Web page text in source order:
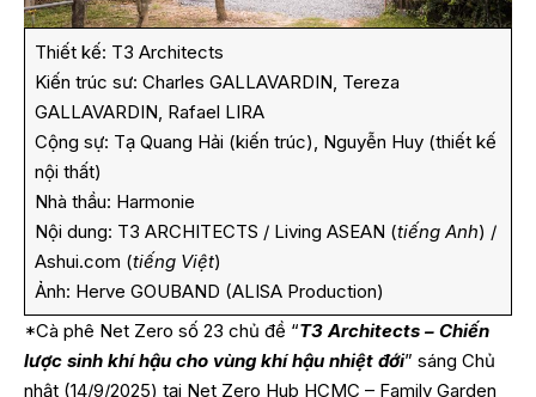
Thiết kế: T3 Architects
Kiến trúc sư: Charles GALLAVARDIN, Tereza
GALLAVARDIN, Rafael LIRA
Cộng sự: Tạ Quang Hải (kiến trúc), Nguyễn Huy (thiết kế
nội thất)
Nhà thầu: Harmonie
Nội dung: T3 ARCHITECTS / Living ASEAN (tiếng Anh) /
Ashui.com (tiếng Việt)
Ảnh: Herve GOUBAND (ALISA Production)
*Cà phê Net Zero số 23 chủ đề “T3 Architects – Chiến
lược sinh khí hậu cho vùng khí hậu nhiệt đới” sáng Chủ
nhật (14/9/2025) tại Net Zero Hub HCMC – Family Garden